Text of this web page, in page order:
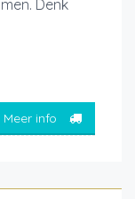
Denk
Meer info